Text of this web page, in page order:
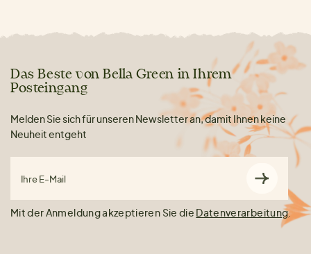
Das Beste von Bella Green in Ihrem
Posteingang
Melden Sie sich für unseren Newsletter an, damit Ihnen keine
Neuheit entgeht
Ihre E-Mail
Mit der Anmeldung akzeptieren Sie die Datenverarbeitung.